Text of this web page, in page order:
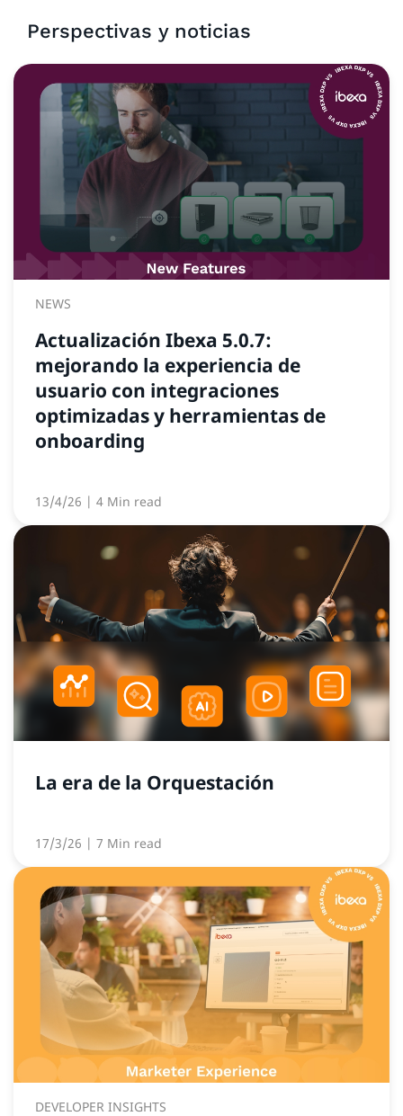
Perspectivas y noticias
NEWS
Actualización Ibexa 5.0.7:
mejorando la experiencia de
usuario con integraciones
optimizadas y herramientas de
onboarding
13/4/26 | 4 Min read
La era de la Orquestación
17/3/26 | 7 Min read
DEVELOPER INSIGHTS